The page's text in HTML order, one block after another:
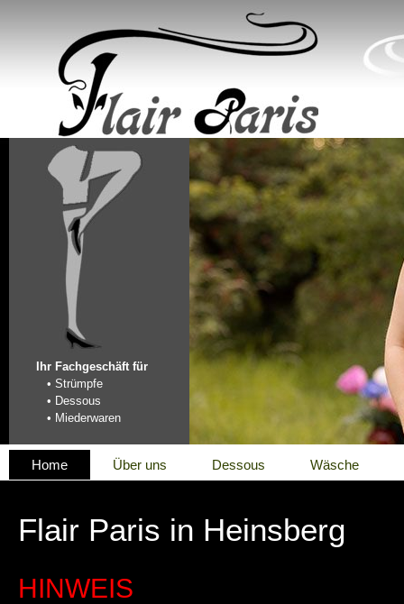
Ihr Fachgeschäft für
• Strümpfe
• Dessous
• Miederwaren
Home Über uns Dessous Wäsche
Flair Paris in Heinsberg
HINWEIS